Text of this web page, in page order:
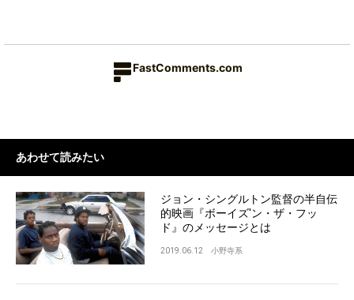
FastComments.com
あわせて読みたい
ジョン・シングルトン監督の半自伝
的映画『ボーイズ'ン・ザ・フッ
ド』のメッセージとは
2019.06.12 小野寺系